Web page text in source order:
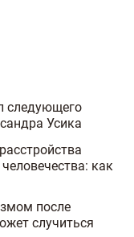
следующего
Усика
как
после
случиться